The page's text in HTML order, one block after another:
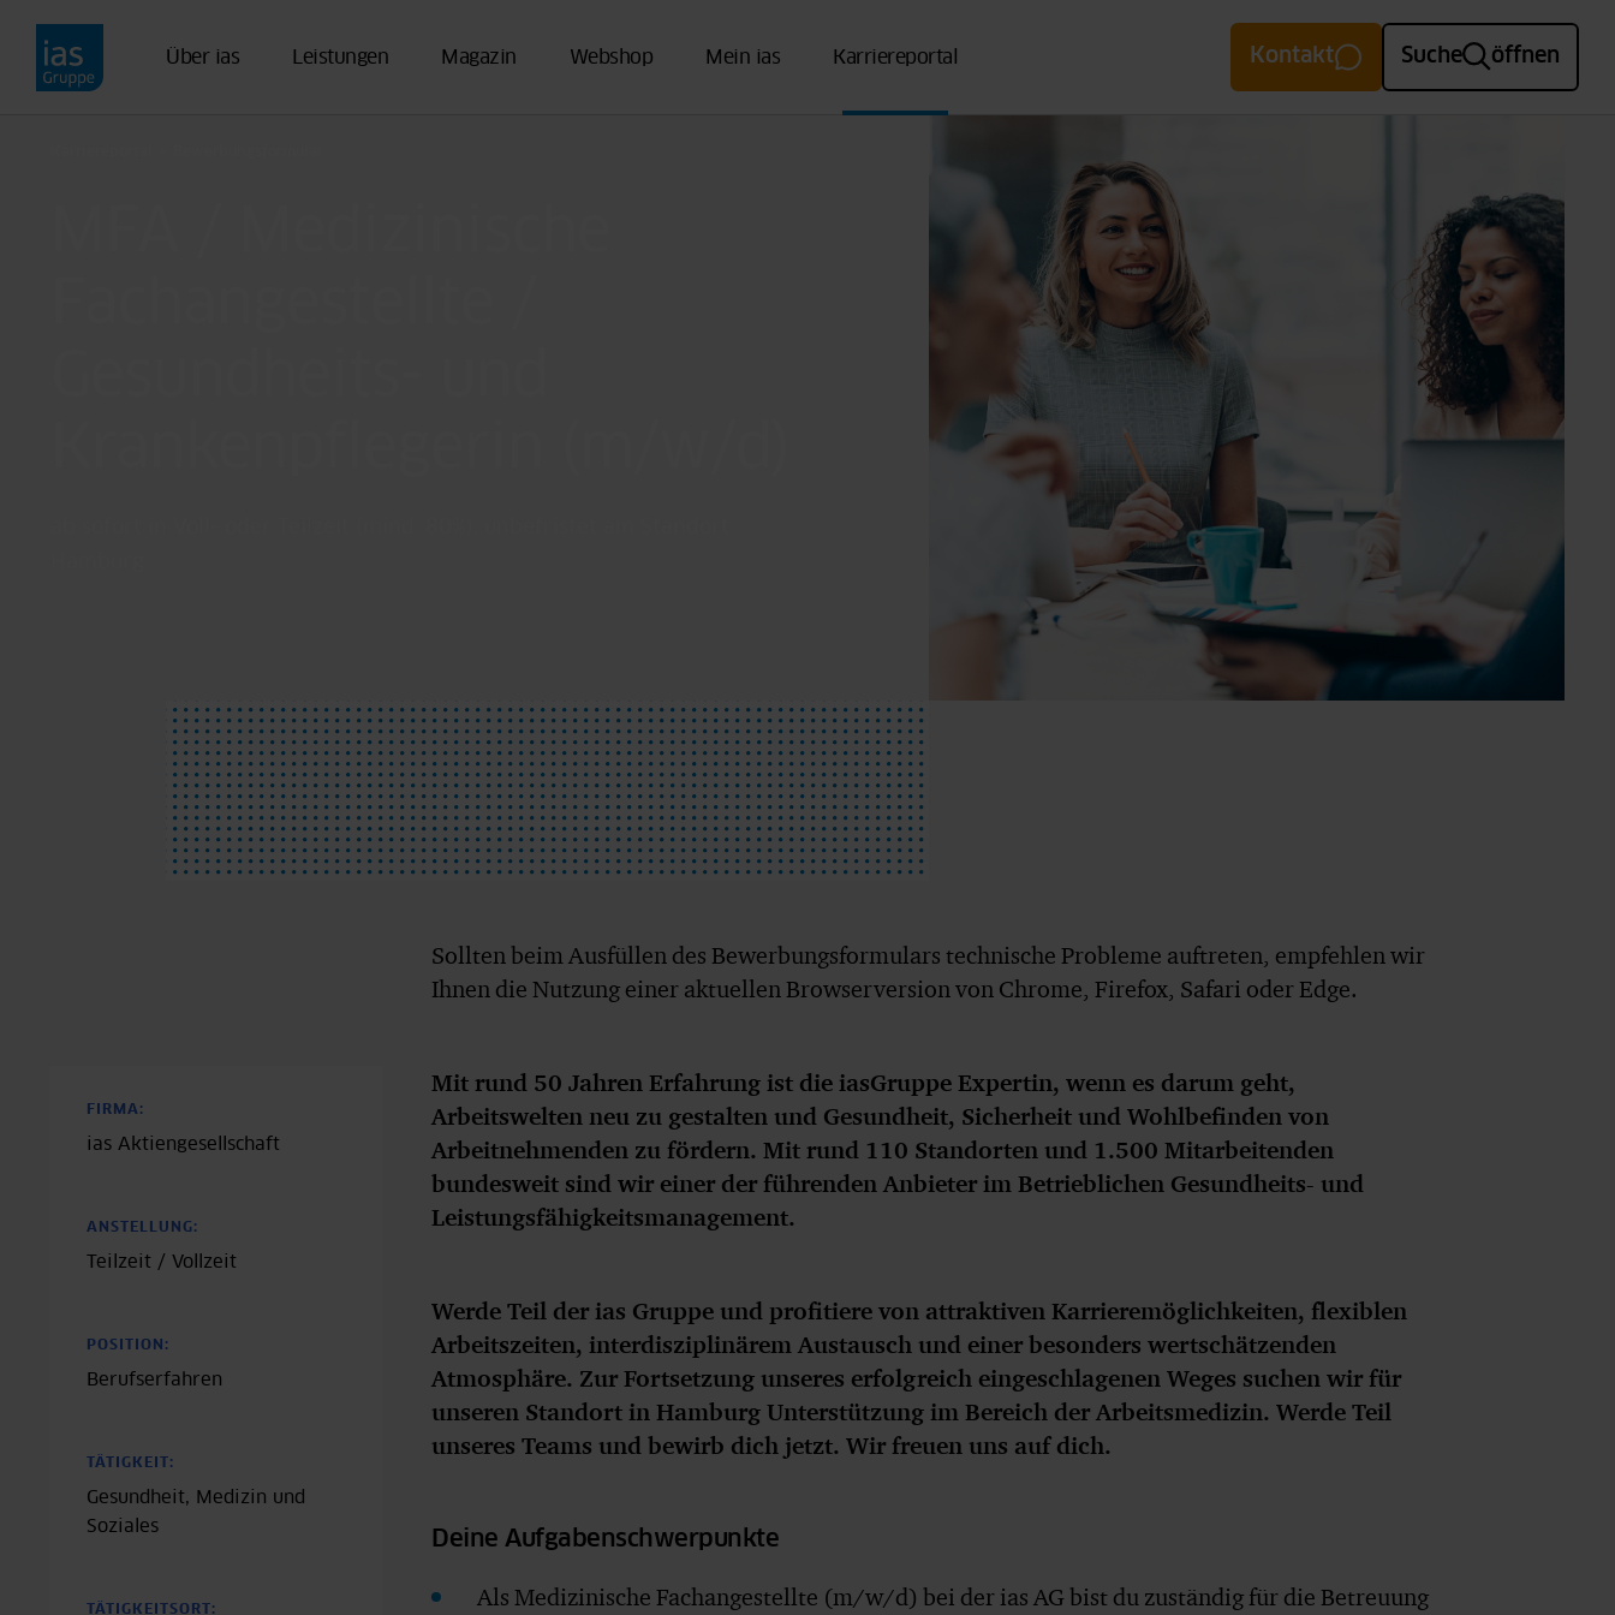
Direkt zum Inhalt
Über ias Leistungen Magazin Webshop Mein ias Karriereportal Kontakt Suche öffnen
Sollten beim Ausfüllen des Bewerbungsformulars technische Probleme auftreten, empfehlen wir
Ihnen die Nutzung einer aktuellen Browserversion von Chrome, Firefox, Safari oder Edge.
FIRMA:
ias Aktiengesellschaft
ANSTELLUNG:
Teilzeit / Vollzeit
POSITION:
Berufserfahren
TÄTIGKEIT:
Gesundheit, Medizin und
Soziales
TÄTIGKEITSORT:
Mit rund 50 Jahren Erfahrung ist die iasGruppe Expertin, wenn es darum geht,
Arbeitswelten neu zu gestalten und Gesundheit, Sicherheit und Wohlbefinden von
Arbeitnehmenden zu fördern. Mit rund 110 Standorten und 1.500 Mitarbeitenden
bundesweit sind wir einer der führenden Anbieter im Betrieblichen Gesundheits- und
Leistungsfähigkeitsmanagement.
Werde Teil der ias Gruppe und profitiere von attraktiven Karrieremöglichkeiten, flexiblen
Arbeitszeiten, interdisziplinärem Austausch und einer besonders wertschätzenden
Atmosphäre. Zur Fortsetzung unseres erfolgreich eingeschlagenen Weges suchen wir für
unseren Standort in Hamburg Unterstützung im Bereich der Arbeitsmedizin. Werde Teil
unseres Teams und bewirb dich jetzt. Wir freuen uns auf dich.
Deine Aufgabenschwerpunkte
Als Medizinische Fachangestellte (m/w/d) bei der ias AG bist du zuständig für die Betreuung